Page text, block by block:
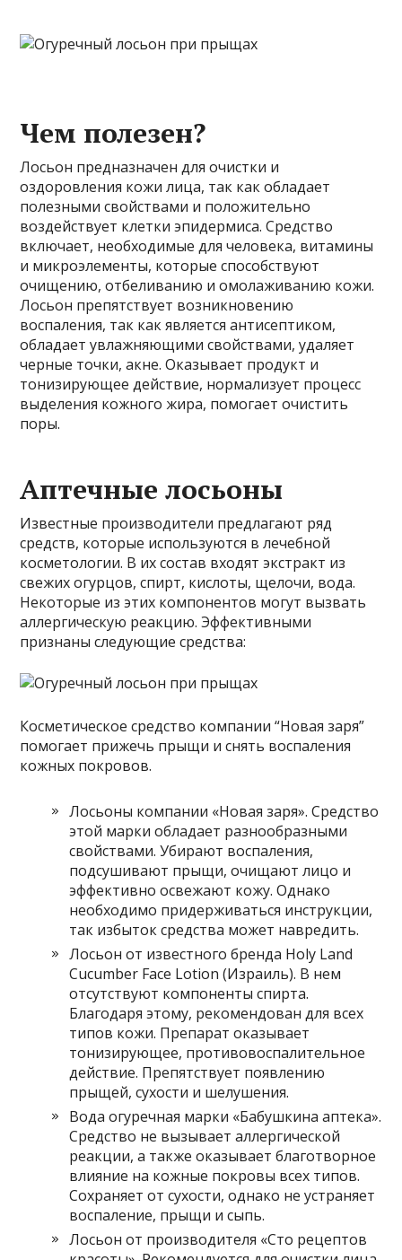
Чем полезен?
Лосьон предназначен для очистки и
оздоровления кожи лица, так как обладает
полезными свойствами и положительно
воздействует клетки эпидермиса. Средство
включает, необходимые для человека, витамины
и микроэлементы, которые способствуют
очищению, отбеливанию и омолаживанию кожи.
Лосьон препятствует возникновению
воспаления, так как является антисептиком,
обладает увлажняющими свойствами, удаляет
черные точки, акне. Оказывает продукт и
тонизирующее действие, нормализует процесс
выделения кожного жира, помогает очистить
поры.
Аптечные лосьоны
Известные производители предлагают ряд
средств, которые используются в лечебной
косметологии. В их состав входят экстракт из
свежих огурцов, спирт, кислоты, щелочи, вода.
Некоторые из этих компонентов могут вызвать
аллергическую реакцию. Эффективными
признаны следующие средства:
Косметическое средство компании “Новая заря”
помогает прижечь прыщи и снять воспаления
кожных покровов.
Лосьоны компании «Новая заря». Средство
этой марки обладает разнообразными
свойствами. Убирают воспаления,
подсушивают прыщи, очищают лицо и
эффективно освежают кожу. Однако
необходимо придерживаться инструкции,
так избыток средства может навредить.
Лосьон от известного бренда Holy Land
Cucumber Face Lotion (Израиль). В нем
отсутствуют компоненты спирта.
Благодаря этому, рекомендован для всех
типов кожи. Препарат оказывает
тонизирующее, противовоспалительное
действие. Препятствует появлению
прыщей, сухости и шелушения.
Вода огуречная марки «Бабушкина аптека».
Средство не вызывает аллергической
реакции, а также оказывает благотворное
влияние на кожные покровы всех типов.
Сохраняет от сухости, однако не устраняет
воспаление, прыщи и сыпь.
Лосьон от производителя «Сто рецептов